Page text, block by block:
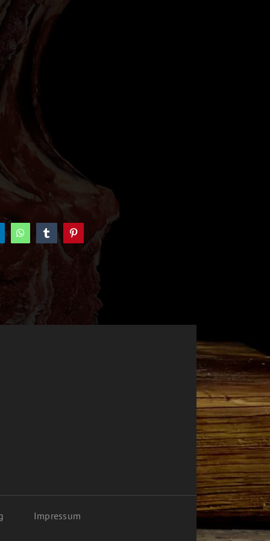
WhatsAppTumblrPinterest
Impressum